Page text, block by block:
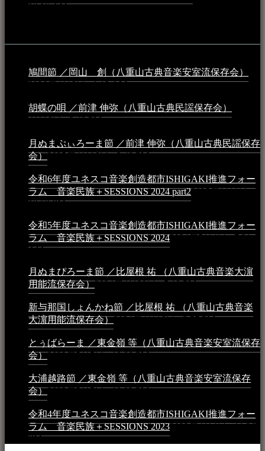
10:16 AM
鳩間節 ／岡山 創（八重山古典音楽安室流保存会）
2026年4月6日 - 1:13 AM
胡蝶の唄 ／前津 伸弥（八重山古典民謡保存会）
4月16日 - 3:48 PM
月ぬまぷぃろーま節 ／前津 伸弥（八重山古典民謡保存
会）2025年4月16日 - 3:48 PM
令和6年度ユネスコ音楽創造都市ISHIGAKI推進フォー
ラム 音楽民族＋SESSIONS 2024 part22025年1月1日 -
10:50 PM
令和5年度ユネスコ音楽創造都市ISHIGAKI推進フォー
ラム 音楽民族＋SESSIONS 20242024年5月4日 - 7:21
AM
月ぬまぴろーま節 ／比屋根 祐 （八重山古典音楽大濵
用能流保存会）2024年4月20日 - 5:19 PM
新与那国しょんかね節 ／比屋根 祐 （八重山古典音楽
大濵用能流保存会）2024年4月16日 - 3:57 PM
とぅばらーま ／東金嶺 等（八重山古典音楽安室流保存
会）2023年5月5日 - 10:08 PM
大浦越路節 ／東金嶺 等（八重山古典音楽安室流保存
会）2023年5月5日 - 10:03 PM
令和4年度ユネスコ音楽創造都市ISHIGAKI推進フォー
ラム 音楽民族＋SESSIONS 20232023年4月4日 - 11:36
PM